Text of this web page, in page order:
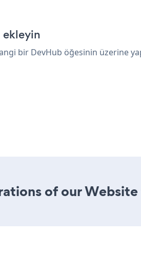
bir DevHub öğesinin üzerine
of our Website